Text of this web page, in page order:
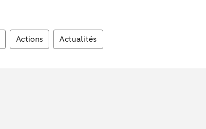
Actions Actualités